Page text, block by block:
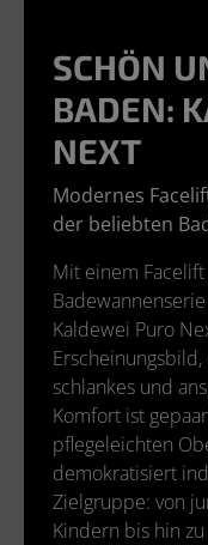
SCHÖN
BADEN:
NEXT
Modernes
der beliebten
Mit einem
Kaldewei Puro
schlankes und
Komfort ist
pflegeleichten
demokratisiert
Zielgruppe: von
Kindern bis hin